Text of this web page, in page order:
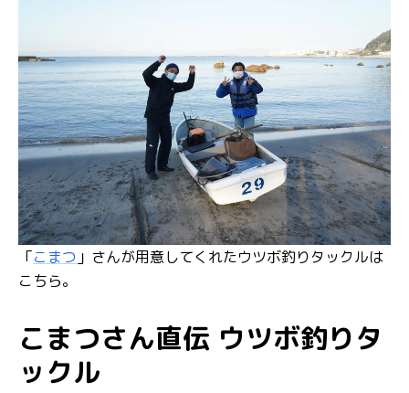
「こまつ 」さんが用意してくれたウツボ釣りタックルは
こちら。
こまつさん直伝 ウツボ釣りタ
ックル